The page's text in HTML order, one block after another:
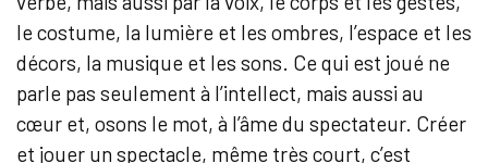
le costume, la lumière et les ombres, l’espace et les
décors, la musique et les sons. Ce qui est joué ne
parle pas seulement à l’intellect, mais aussi au
cœur et, osons le mot, à l’âme du spectateur. Créer
et jouer un spectacle, même très court, c’est